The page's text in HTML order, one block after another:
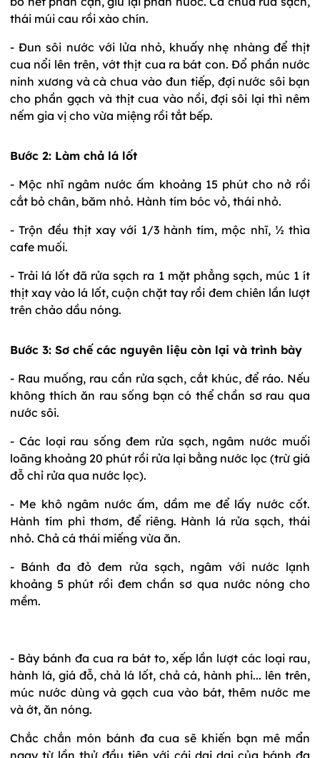
thái múi cau rồi xào chín.
- Đun sôi nước với lửa nhỏ, khuấy nhẹ nhàng để thịt
cua nổi lên trên, vớt thịt cua ra bát con. Đổ phần nước
ninh xương và cà chua vào đun tiếp, đợi nước sôi bạn
cho phần gạch và thịt cua vào nồi, đợi sôi lại thì nêm
nếm gia vị cho vừa miệng rồi tắt bếp.
Bước 2: Làm chả lá lốt
- Mộc nhĩ ngâm nước ấm khoảng 15 phút cho nở rồi
cắt bỏ chân, băm nhỏ. Hành tím bóc vỏ, thái nhỏ.
- Trộn đều thịt xay với 1/3 hành tím, mộc nhĩ, ½ thìa
cafe muối.
- Trải lá lốt đã rửa sạch ra 1 mặt phẳng sạch, múc 1 ít
thịt xay vào lá lốt, cuộn chặt tay rồi đem chiên lần lượt
trên chảo dầu nóng.
Bước 3: Sơ chế các nguyên liệu còn lại và trình bày
- Rau muống, rau cần rửa sạch, cắt khúc, để ráo. Nếu
không thích ăn rau sống bạn có thể chần sơ rau qua
nước sôi.
- Các loại rau sống đem rửa sạch, ngâm nước muối
loãng khoảng 20 phút rồi rửa lại bằng nước lọc (trừ giá
đỗ chỉ rửa qua nước lọc).
- Me khô ngâm nước ấm, dầm me để lấy nước cốt.
Hành tím phi thơm, để riêng. Hành lá rửa sạch, thái
nhỏ. Chả cá thái miếng vừa ăn.
- Bánh đa đỏ đem rửa sạch, ngâm với nước lạnh
khoảng 5 phút rồi đem chần sơ qua nước nóng cho
mềm.
- Bày bánh đa cua ra bát to, xếp lần lượt các loại rau,
hành lá, giá đỗ, chả lá lốt, chả cá, hành phi... lên trên,
múc nước dùng và gạch cua vào bát, thêm nước me
và ớt, ăn nóng.
Chắc chắn món bánh đa cua sẽ khiến bạn mê mẩn
ngay từ lần thử đầu tiên với cái dai dai của bánh đa